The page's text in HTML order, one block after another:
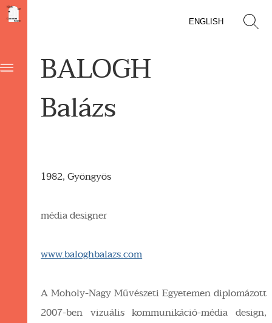
ENGLISH
BALOGH
Balázs
1982, Gyöngyös
média designer
www.baloghbalazs.com
A Moholy-Nagy Művészeti Egyetemen diplomázott
2007-ben vizuális kommunikáció-média design,